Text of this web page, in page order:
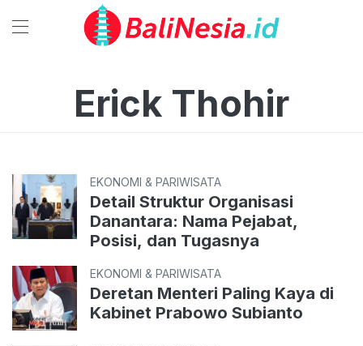
Erick Thohir
EKONOMI & PARIWISATA
Detail Struktur Organisasi
Danantara: Nama Pejabat,
Posisi, dan Tugasnya
EKONOMI & PARIWISATA
Deretan Menteri Paling Kaya di
Kabinet Prabowo Subianto